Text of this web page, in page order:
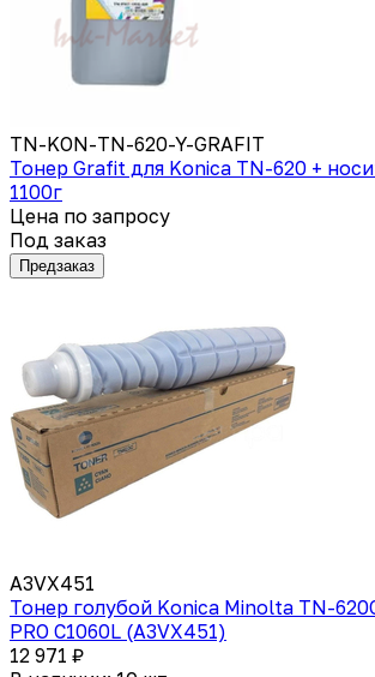
TN-KON-TN-620-Y-GRAFIT
Тонер Grafit для Konica TN-620 +
1100г
Цена по запросу
Под заказ
Предзаказ
A3VX451
Тонер голубой Konica Minolta TN-
PRO C1060L (A3VX451)
12 971 ₽